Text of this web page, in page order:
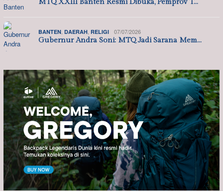
MTQ XXIII Banten Resmi Dibuka, Pemprov T…
BANTEN, DAERAH, RELIGI 07/07/2026
Gubernur Andra Soni: MTQ Jadi Sarana Mem…